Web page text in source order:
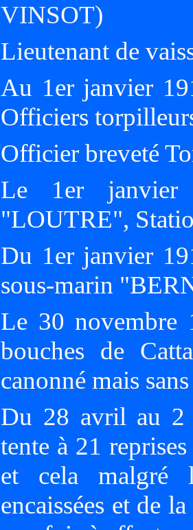
VINSOT)
Lieutenant de
Au 1er janvier
Officiers
Officier breveté
Le 1er janvier
"LOUTRE",
Du 1er janvier
sous-marin
Le 30 novembre
bouches de
canonné mais
Du 28 avril au 2
tente à 21
et cela malgré
encaissées et de